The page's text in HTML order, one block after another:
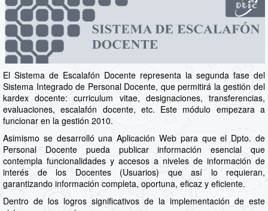
El Sistema de Escalafón Docente representa la segunda fase del
Sistema Integrado de Personal Docente, que permitirá la gestión del
kardex docente: curriculum vitae, designaciones, transferencias,
evaluaciones, escalafón docente, etc. Este módulo empezara a
funcionar en la gestión 2010.
Asimismo se desarrolló una Aplicación Web para que el Dpto. de
Personal Docente pueda publicar información esencial que
contempla funcionalidades y accesos a niveles de información de
interés de los Docentes (Usuarios) que así lo requieran,
garantizando información completa, oportuna, eficaz y eficiente.
Dentro de los logros significativos de la implementación de este